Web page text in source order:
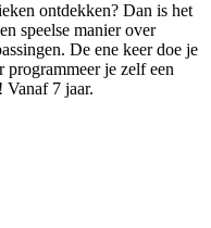
ontdekken? Dan is het
speelse manier over
De ene keer doe je
programmeer je zelf een
7 jaar.